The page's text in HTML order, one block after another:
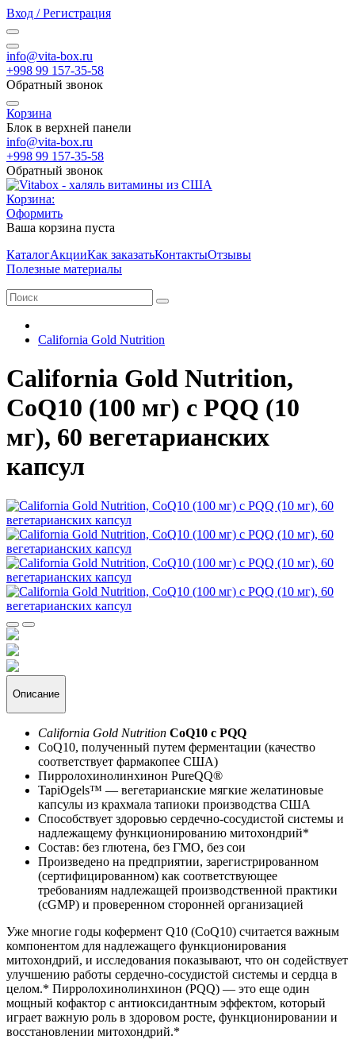
Вход / Регистрация
info@vita-box.ru
+998 99 157-35-58
Обратный звонок
Корзина
Блок в верхней панели
info@vita-box.ru
+998 99 157-35-58
Обратный звонок
Корзина:
Оформить
Ваша корзина пуста
КаталогАкцииКак заказатьКонтактыОтзывы
Полезные материалы
California Gold Nutrition
California Gold Nutrition,
CoQ10 (100 мг) с PQQ (10
мг), 60 вегетарианских
капсул
Описание
California Gold Nutrition CoQ10 с PQQ
CoQ10, полученный путем ферментации (качество
соответствует фармакопее США)
Пирролохинолинхинон PureQQ®
TapiOgels™ — вегетарианские мягкие желатиновые
капсулы из крахмала тапиоки производства США
Способствует здоровью сердечно-сосудистой системы и
надлежащему функционированию митохондрий*
Состав: без глютена, без ГМО, без сои
Произведено на предприятии, зарегистрированном
(сертифицированном) как соответствующее
требованиям надлежащей производственной практики
(cGMP) и проверенном сторонней организацией
Уже многие годы кофермент Q10 (CoQ10) считается важным
компонентом для надлежащего функционирования
митохондрий, и исследования показывают, что он содействует
улучшению работы сердечно-сосудистой системы и сердца в
целом.* Пирролохинолинхинон (PQQ) — это еще один
мощный кофактор с антиоксидантным эффектом, который
играет важную роль в здоровом росте, функционировании и
восстановлении митохондрий.*